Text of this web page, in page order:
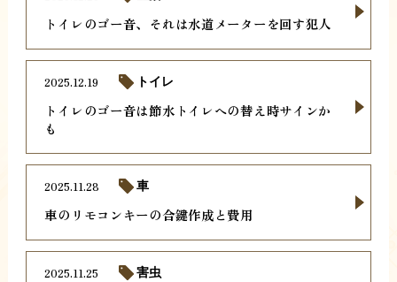
トイレのゴー音、それは水道メーターを回す犯人
トイレのゴー音は節水トイレへの替え時サインか
も
2025.12.19 トイレ
車のリモコンキーの合鍵作成と費用
2025.11.28 車
2025.11.25 害虫